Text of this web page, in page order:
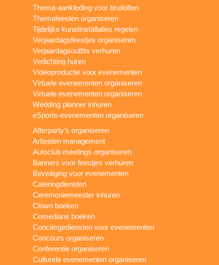
Thema-aankleding voor bruiloften
Themafeesten organiseren
Tijdelijke kunstinstallaties regelen
Verjaardagsfeestjes organiseren
Verjaardagsoutfits verhuren
Verlichting huren
Videoproductie voor evenementen
Virtuele evenementen organiseren
Virtuele evenementen organiseren
Wedding planner inhuren
eSports-evenementen organiseren
Afterparty’s organiseren
Artiesten management
Autoclub meetings organiseren
Banners voor feestjes verhuren
Beveiliging voor evenementen
Cateringdiensten
Ceremoniemeester inhuren
Clown boeken
Comedians boeken
Conciërgediensten voor evenementen
Concours organiseren
Conferentie organiseren
Culturele evenementen organiseren